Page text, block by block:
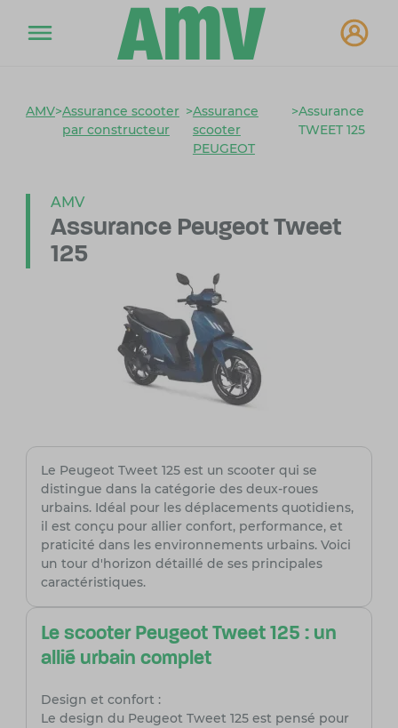
AMV>Assurance scooter
par constructeur
>Assurance
scooter
PEUGEOT
>Assurance
TWEET 125
AMV
Assurance Peugeot Tweet
125
Le Peugeot Tweet 125 est un scooter qui se
distingue dans la catégorie des deux-roues
urbains. Idéal pour les déplacements quotidiens,
il est conçu pour allier confort, performance, et
praticité dans les environnements urbains. Voici
un tour d'horizon détaillé de ses principales
caractéristiques.
Le scooter Peugeot Tweet 125 : un
allié urbain complet
Design et confort :
Le design du Peugeot Tweet 125 est pensé pour